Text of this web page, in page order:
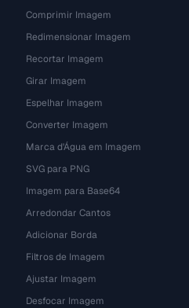
Comprimir Imagem
Redimensionar Imagem
Recortar Imagem
Girar Imagem
Espelhar Imagem
Converter Imagem
Marca d'Água em Imagem
SVG para PNG
Imagem para Base64
Arredondar Cantos
Adicionar Borda
Filtros de Imagem
Ajustar Imagem
Desfocar Imagem